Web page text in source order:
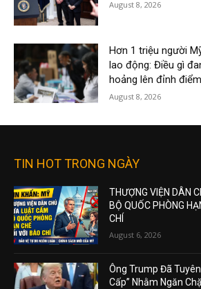
August 8, 2026
Hơn 1 triệu người
lao động: Điều gì
hoảng lên đỉnh
August 8, 2026
TIN HOT TRONG NGÀY
THƯỢNG VIỆN DÂN
BỘ QUỐC PHÒNG
CHÍ
August 6, 2026
Ông Trump Đã
Cấp” Nhằm Ngăn